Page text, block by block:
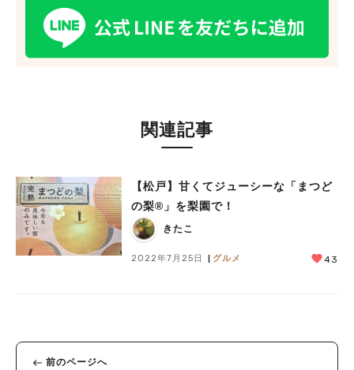
関連記事
【松戸】甘くてジューシーな「まつど
の梨®」を梨園で！
きたこ
2022年7月25日 グルメ 43
前のページへ
#ラーメン#ショッピング#カフェ #スイーツ#パン#カレー#柏駅
#公園